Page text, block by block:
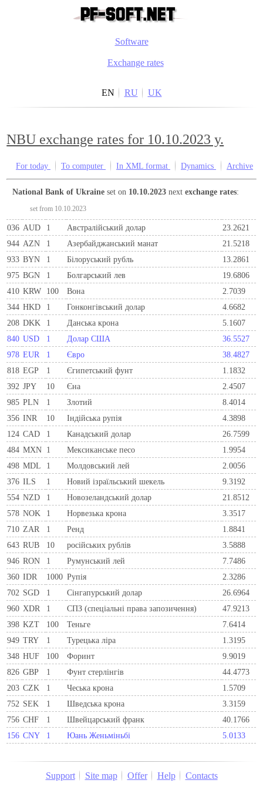
Software
Exchange rates
EN RU UK
NBU exchange rates for 10.10.2023 y.
For today To computer In XML format Dynamics Archive
National Bank of Ukraine set on 10.10.2023 nextexchange rates:
set from 10.10.2023
036 AUD 1 Австралійський долар
23.2621
944 AZN 1 Азербайджанський манат
21.5218
933 BYN 1 Бiлоруський рубль
13.2861
975 BGN 1 Болгарський лев
19.6806
410 KRW 100 Вона
2.7039
344 HKD 1 Гонконгівський долар
4.6682
208 DKK 1 Данська крона
5.1607
840 USD 1 Долар США
36.5527
978 EUR 1 Євро
38.4827
818 EGP 1 Єгипетський фунт
1.1832
392 JPY 10 Єна
2.4507
985 PLN 1 Злотий
8.4014
356 INR 10 Індійська рупія
4.3898
124 CAD 1 Канадський долар
26.7599
484 MXN 1 Мексиканське песо
1.9954
498 MDL 1 Молдовський лей
2.0056
376 ILS 1 Новий ізраїльський шекель
9.3192
554 NZD 1 Новозеландський долар
21.8512
578 NOK 1 Норвезька крона
3.3517
710 ZAR 1 Ренд
1.8841
643 RUB 10 російських рублів
3.5888
946 RON 1 Румунський лей
7.7486
360 IDR 1000 Рупія
2.3286
702 SGD 1 Сінгапурський долар
26.6964
960 XDR 1 СПЗ (спеціальні права запозичення)
47.9213
398 KZT 100 Теньге
7.6414
949 TRY 1 Турецька ліра
1.3195
348 HUF 100 Форинт
9.9019
826 GBP 1 Фунт стерлінгів
44.4773
203 CZK 1 Чеська крона
1.5709
752 SEK 1 Шведська крона
3.3159
756 CHF 1 Швейцарський франк
40.1766
156 CNY 1 Юань Женьміньбі 5.0133
Support Site map Offer Help Contacts